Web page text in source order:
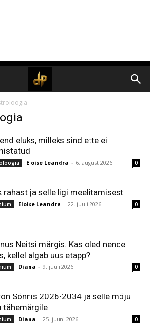
eluks, milleks sind ette ei
Eloise Leandra - 6. august 2026 0
rahast ja selle ligi meelitamisest
Eloise Leandra - 22. juuli 2026 0
Neitsi märgis. Kas oled nende
kellel algab uus etapp?
Diana - 9. juuli 2026 0
Sõnnis 2026-2034 ja selle mõju
tähemärgile
Diana - 25. juuni 2026 0